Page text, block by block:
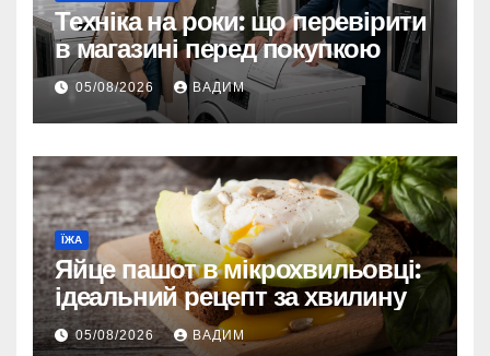
Техніка на роки: що перевірити
в магазині перед покупкою
05/08/2026 ВАДИМ
ЇЖА
Яйце пашот в мікрохвильовці:
ідеальний рецепт за хвилину
05/08/2026 ВАДИМ